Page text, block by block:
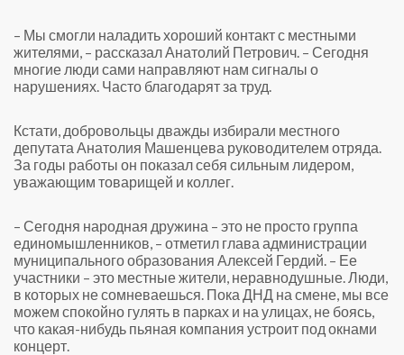
– Мы смогли наладить хороший контакт с местными
жителями, – рассказал Анатолий Петрович. – Сегодня
многие люди сами направляют нам сигналы о
нарушениях. Часто благодарят за труд.
Кстати, добровольцы дважды избирали местного
депутата Анатолия Машенцева руководителем отряда.
За годы работы он показал себя сильным лидером,
уважающим товарищей и коллег.
– Сегодня народная дружина – это не просто группа
единомышленников, – отметил глава администрации
муниципального образования Алексей Гердий. – Ее
участники – это местные жители, неравнодушные. Люди,
в которых не сомневаешься. Пока ДНД на смене, мы все
можем спокойно гулять в парках и на улицах, не боясь,
что какая-нибудь пьяная компания устроит под окнами
концерт.